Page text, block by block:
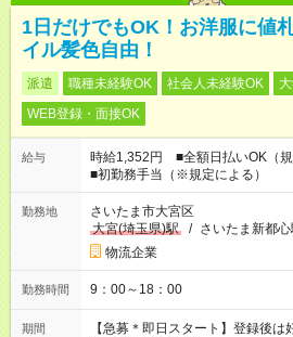
1日だけでもOK！お洋服に値
イル髪色自由！
派遣 職種未経験OK 社会人未経験OK
WEB登録・面接OK
給与
時給1,352円 ■全額日払いOK（
■初勤務手当（※規定による）
勤務地
さいたま市大宮区
大宮(埼玉県)駅
/ さいたま新都心
物流企業
勤務時間 9：00～18：00
期間
【急募＊即日スタート】登録後